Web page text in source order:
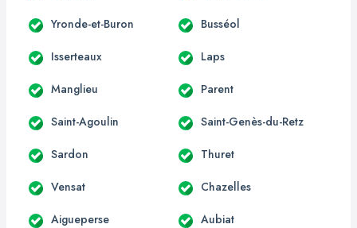
Yronde-et-Buron Busséol
Isserteaux Laps
Manglieu Parent
Saint-Agoulin Saint-Genès-du-Retz
Sardon Thuret
Vensat Chazelles
Aigueperse Aubiat